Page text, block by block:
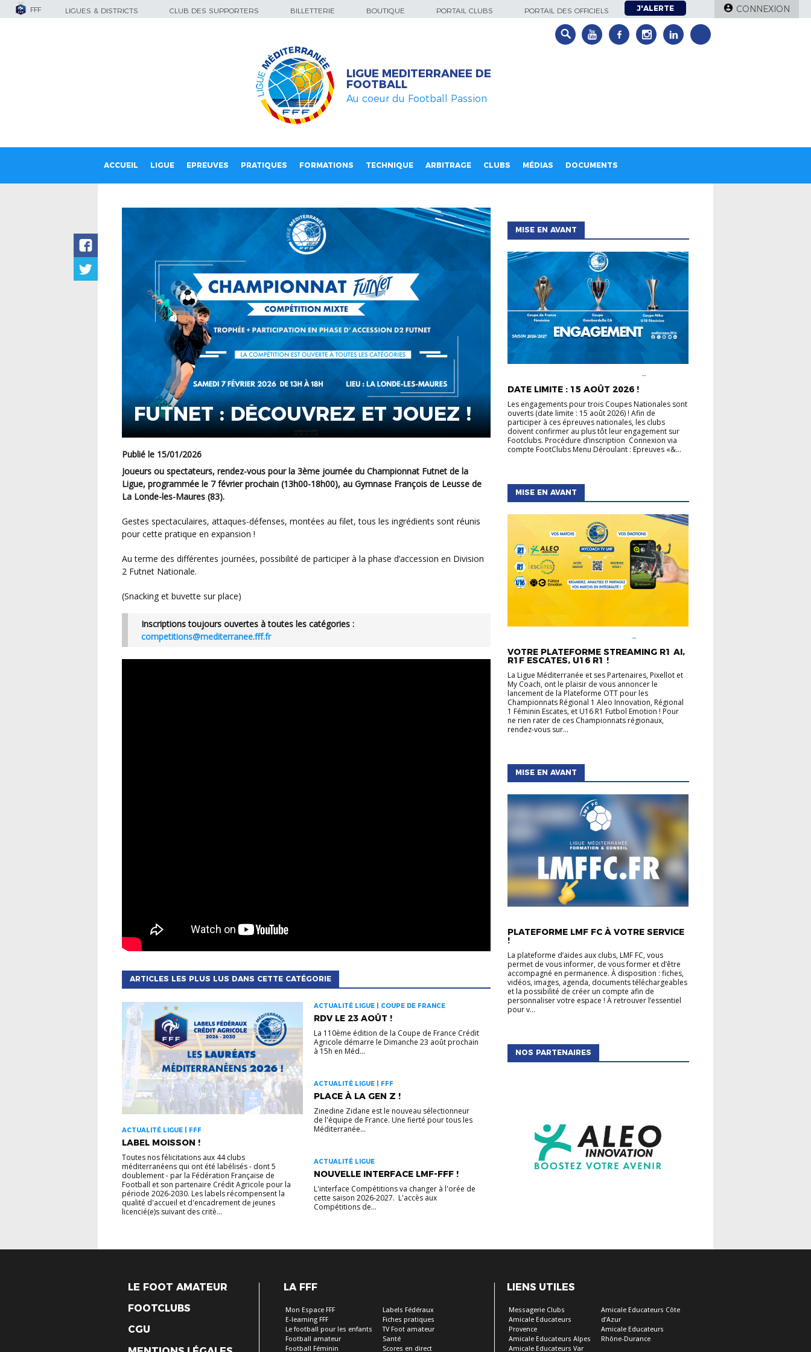
FFF LIGUES & DISTRICTS CLUB DES SUPPORTERS BILLETTERIE BOUTIQUE PORTAIL CLUBS PORTAIL DES OFFICIELS J'ALERTE CONNEXION
LIGUE MEDITERRANEE DE
FOOTBALL
Au coeur du Football Passion
ACCUEIL LIGUE EPREUVES PRATIQUES FORMATIONS TECHNIQUE ARBITRAGE CLUBS MÉDIAS DOCUMENTS
FUTNET : DÉCOUVREZ ET JOUEZ !
Publié le 15/01/2026
Joueurs ou spectateurs, rendez-vous pour la 3ème journée du Championnat Futnet de la
Ligue, programmée le 7 février prochain (13h00-18h00), au Gymnase François de Leusse de
La Londe-les-Maures (83).
Gestes spectaculaires, attaques-défenses, montées au filet, tous les ingrédients sont réunis
pour cette pratique en expansion !
Au terme des différentes journées, possibilité de participer à la phase d’accession en Division
2 Futnet Nationale.
(snacking et buvette sur place)
Inscriptions toujours ouvertes à toutes les catégories :
competitions@mediterranee.fff.fr
ARTICLES LES PLUS LUS DANS CETTE CATÉGORIE
ACTUALITÉ LIGUE | FFF
LABEL MOISSON !
Toutes nos félicitations aux 44 clubs
méditerranéens qui ont été labélisés - dont 5
doublement - par la Fédération Française de
Football et son partenaire Crédit Agricole pour la
période 2026-2030. Les labels récompensent la
qualité d'accueil et d'encadrement de jeunes
licencié(e)s suivant des critè...
ACTUALITÉ LIGUE | COUPE DE FRANCE
RDV LE 23 AOÛT !
La 110ème édition de la Coupe de France Crédit
Agricole démarre le Dimanche 23 août prochain
à 15h en Méd...
ACTUALITÉ LIGUE | FFF
PLACE À LA GEN Z !
Zinedine Zidane est le nouveau sélectionneur
de l'équipe de France. Une fierté pour tous les
Méditerranée...
ACTUALITÉ LIGUE
NOUVELLE INTERFACE LMF-FFF !
L'interface Compétitions va changer à l'orée de
cette saison 2026-2027. L'accès aux
Compétitions de...
MISE EN AVANT
NATIONALES
DATE LIMITE : 15 AOÛT 2026 !
Les engagements pour trois Coupes Nationales sont
ouverts (date limite : 15 août 2026) ! Afin de
participer à ces épreuves nationales, les clubs
doivent confirmer au plus tôt leur engagement sur
Footclubs. Procédure d’inscription Connexion via
compte FootClubs Menu Déroulant : Epreuves «&...
MISE EN AVANT
VOTRE PLATEFORME STREAMING R1 AI,
R1F ESCATES, U16 R1 !
La Ligue Méditerranée et ses Partenaires, Pixellot et
My Coach, ont le plaisir de vous annoncer le
lancement de la Plateforme OTT pour les
Championnats Régional 1 Aleo Innovation, Régional
1 Féminin Escates, et U16 R1 Futbol Emotion ! Pour
ne rien rater de ces Championnats régionaux,
rendez-vous sur...
MISE EN AVANT
PLATEFORME LMF FC À VOTRE SERVICE
!
La plateforme d’aides aux clubs, LMF FC, vous
permet de vous informer, de vous former et d’être
accompagné en permanence. À disposition : fiches,
vidéos, images, agenda, documents téléchargeables
et la possibilité de créer un compte afin de
personnaliser votre espace ! À retrouver l’essentiel
pour v...
NOS PARTENAIRES
LE FOOT AMATEUR
FOOTCLUBS
CGU
LA FFF
Mon Espace FFF
E-learning FFF
Le football pour les enfants
Football amateur
Football Féminin
Labels Fédéraux
Fiches pratiques
TV Foot amateur
Santé
Scores en direct
LIENS UTILES
Messagerie Clubs
Amicale Educateurs
Provence
Amicale Educateurs Alpes
Amicale Educateurs Var
Amicale Educateurs Côte
d’Azur
Amicale Educateurs
Rhône-Durance